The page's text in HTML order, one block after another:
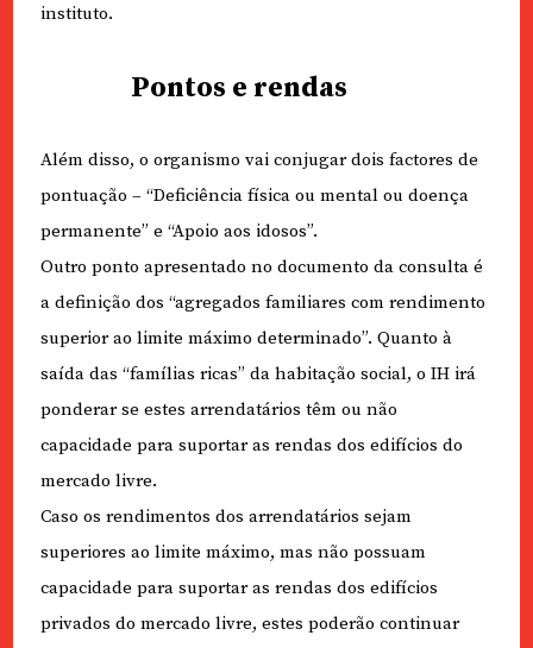
instituto.
Pontos e rendas
Além disso, o organismo vai conjugar dois factores de
pontuação – “Deficiência física ou mental ou doença
permanente” e “Apoio aos idosos”.
Outro ponto apresentado no documento da consulta é
a definição dos “agregados familiares com rendimento
superior ao limite máximo determinado”. Quanto à
saída das “famílias ricas” da habitação social, o IH irá
ponderar se estes arrendatários têm ou não
capacidade para suportar as rendas dos edifícios do
mercado livre.
Caso os rendimentos dos arrendatários sejam
superiores ao limite máximo, mas não possuam
capacidade para suportar as rendas dos edifícios
privados do mercado livre, estes poderão continuar